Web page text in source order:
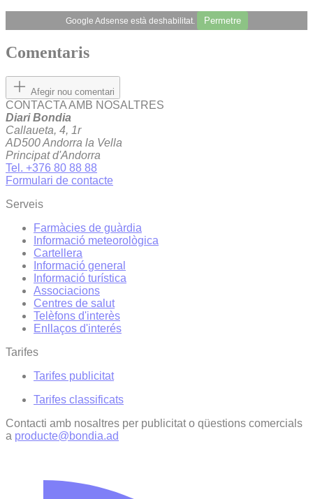
Google Adsense està deshabilitat. Permetre
Comentaris
Afegir nou comentari
CONTACTA AMB NOSALTRES
Diari Bondia
Callaueta, 4, 1r
AD500 Andorra la Vella
Principat d'Andorra
Tel. +376 80 88 88
Formulari de contacte
Serveis
Farmàcies de guàrdia
Informació meteorològica
Cartellera
Informació general
Informació turística
Associacions
Centres de salut
Telèfons d'interès
Enllaços d'interés
Tarifes
Tarifes publicitat
Tarifes classificats
Contacti amb nosaltres per publicitat o qüestions comercials
a producte@bondia.ad